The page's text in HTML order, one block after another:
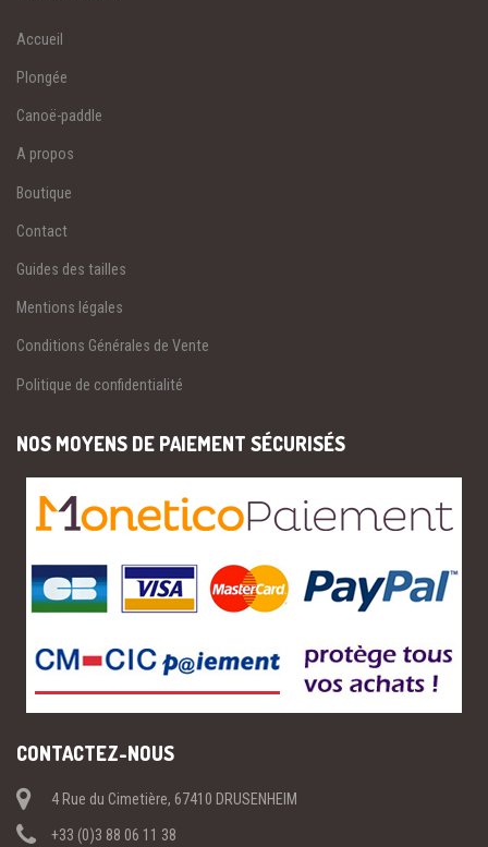
Accueil
Plongée
Canoë-paddle
A propos
Boutique
Contact
Guides des tailles
Mentions légales
Conditions Générales de Vente
Politique de confidentialité
NOS MOYENS DE PAIEMENT SÉCURISÉS
CONTACTEZ-NOUS
4 Rue du Cimetière, 67410 DRUSENHEIM
+33 (0)3 88 06 11 38